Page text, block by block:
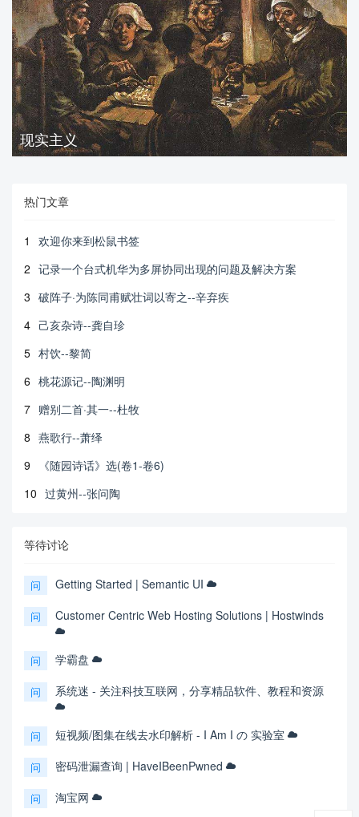
现实主义
热门文章
1
欢迎你来到松鼠书签
2 记录一个台式机华为多屏协同出现的问题及解决方案
3 破阵子·为陈同甫赋壮词以寄之--辛弃疾
4 己亥杂诗--龚自珍
5 村饮--黎简
6 桃花源记--陶渊明
7 赠别二首·其一--杜牧
8 燕歌行--萧绎
9
《随园诗话》选(卷1-卷6)
10 过黄州--张问陶
等待讨论
问 Getting Started | Semantic UI
问 Customer Centric Web Hosting Solutions | Hostwinds
问 学霸盘
问 系统迷 - 关注科技互联网，分享精品软件、教程和资源
问 短视频/图集在线去水印解析 - I Am I の 实验室
问 密码泄漏查询 | HaveIBeenPwned
问 淘宝网